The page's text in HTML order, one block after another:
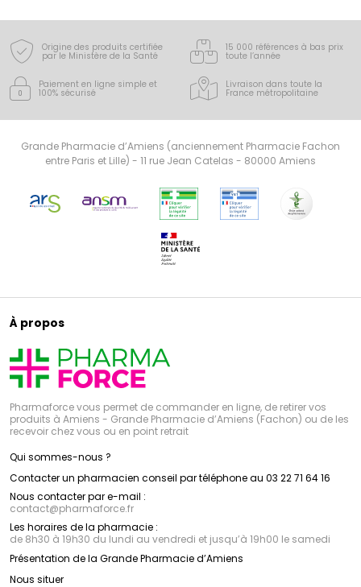
Origine des produits certifiée
par le Ministère de la Santé
15 000 références à bas prix
toute l’année
Paiement en ligne simple et
100% sécurisé
Livraison dans toute la
France métropolitaine
Grande Pharmacie d’Amiens (anciennement Pharmacie Fachon
entre Paris et Lille) - 11 rue Jean Catelas - 80000 Amiens
À propos
Pharmaforce vous permet de commander en ligne, de retirer vos
produits à Amiens - Grande Pharmacie d’Amiens (Fachon) ou de les
recevoir chez vous ou en point retrait
Qui sommes-nous ?
Contacter un pharmacien conseil par téléphone au 03 22 71 64 16
Nous contacter par e-mail :
contact@pharmaforce.fr
Les horaires de la pharmacie :
de 8h30 à 19h30 du lundi au vendredi et jusqu’à 19h00 le samedi
Présentation de la Grande Pharmacie d’Amiens
Nous situer